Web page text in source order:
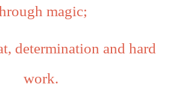
magic;
determination and hard
work.